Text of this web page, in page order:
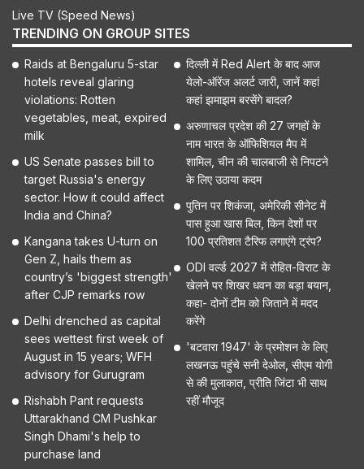
Live TV (Speed News)
TRENDING ON GROUP SITES
Raids at Bengaluru 5-star
hotels reveal glaring
violations: Rotten
vegetables, meat, expired
milk
US Senate passes bill to
target Russia's energy
sector. How it could affect
India and China?
Kangana takes U-turn on
Gen Z, hails them as
country’s 'biggest strength'
after CJP remarks row
Delhi drenched as capital
sees wettest first week of
August in 15 years; WFH
advisory for Gurugram
Rishabh Pant requests
Uttarakhand CM Pushkar
Singh Dhami's help to
purchase land
दिल्ली में Red Alert के बाद आज
येलो-ऑरेंज अलर्ट जारी, जानें कहां
कहां झमाझम बरसेंगे बादल?
अरुणाचल प्रदेश की 27 जगहों के
नाम भारत के ऑफिशियल मैप में
शामिल, चीन की चालबाजी से निपटने
के लिए उठाया कदम
पुतिन पर शिकंजा, अमेरिकी सीनेट में
पास हुआ खास बिल, किन देशों पर
100 प्रतिशत टैरिफ लगाएंगे ट्रंप?
ODI वर्ल्ड 2027 में रोहित-विराट के
खेलने पर शिखर धवन का बड़ा बयान,
कहा- दोनों टीम को जिताने में मदद
करेंगे
'बटवारा 1947' के प्रमोशन के लिए
लखनऊ पहुंचे सनी देओल, सीएम योगी
से की मुलाकात, प्रीति जिंटा भी साथ
रहीं मौजूद